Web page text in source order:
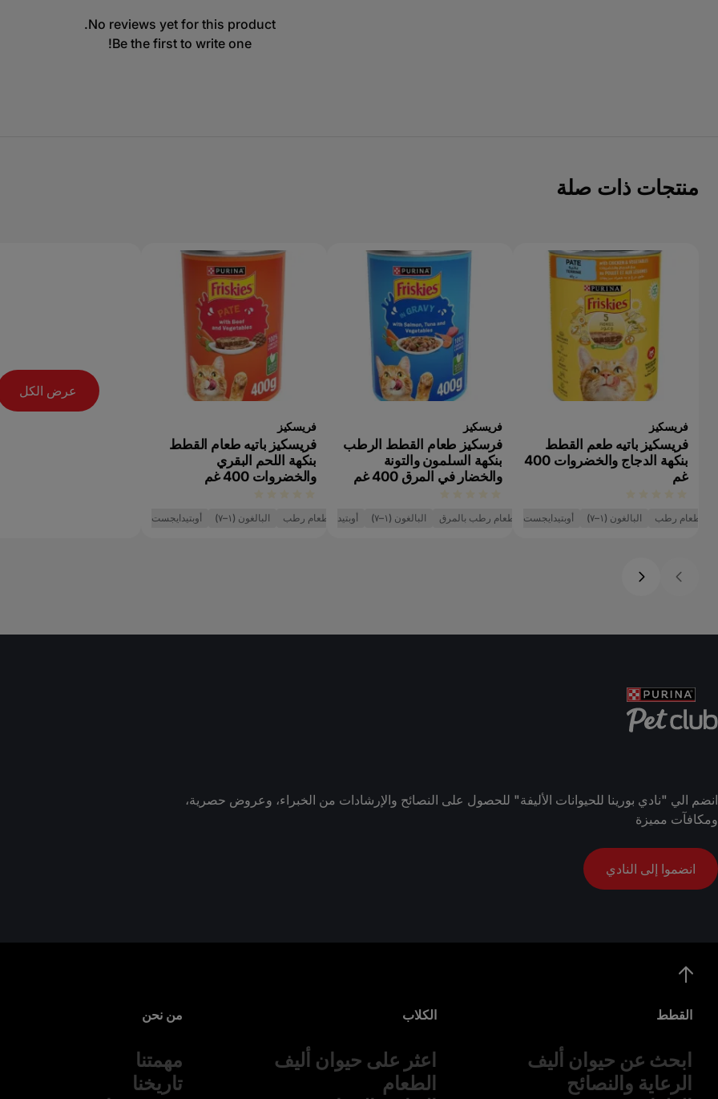
No reviews yet for this product.
Be the first to write one!
منتجات ذات صلة
فريسكيز
فريسكيز باتيه طعم القطط
بنكهة الدجاج والخضروات 400
غم
طعام رطب البالغون (١–٧) أوبتيدايجست
فريسكيز
فرسكيز طعام القطط الرطب
بنكهة السلمون والتونة
والخضار في المرق 400 غم
طعام رطب بالمرق البالغون (١–٧) أوبتيدايجست
فريسكيز
فريسكيز باتيه طعام القطط
بنكهة اللحم البقري
والخضروات 400 غم
طعام رطب البالغون (١–٧) أوبتيدايجست
عرض الكل
انضم الي "نادي بورينا للحيوانات الأليفة" للحصول على النصائح والإرشادات من الخبراء، وعروض حصرية،
ومكافآت مميزة
انضموا إلى النادي
القطط
ابحث عن حيوان أليف
الرعاية والنصائح
الكلاب
اعثر على حيوان أليف
الطعام
من نحن
مهمتنا
تاريخنا